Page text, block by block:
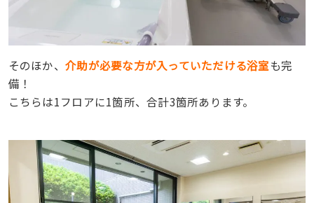
そのほか、 介助が必要な方が入っていただける浴室も完
備！
こちらは1フロアに1箇所、合計3箇所あります。